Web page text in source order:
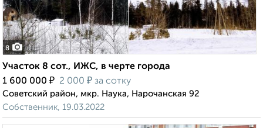
8
Участок 8 сот., ИЖС, в черте города
1 600 000 ₽ 2 000 ₽ за сотку
Советский район, мкр. Наука, Нарочанская 92
Собственник, 19.03.2022